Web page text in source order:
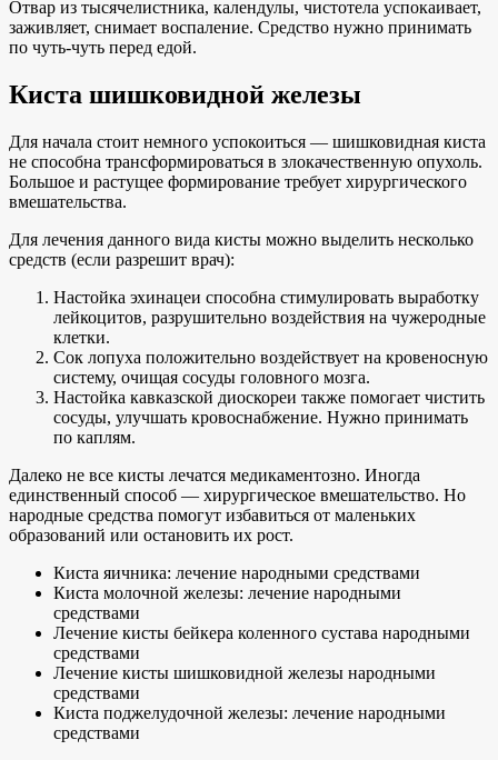
Отвар из тысячелистника, календулы, чистотела успокаивает,
заживляет, снимает воспаление. Средство нужно принимать
по чуть-чуть перед едой.
Киста шишковидной железы
Для начала стоит немного успокоиться — шишковидная киста
не способна трансформироваться в злокачественную опухоль.
Большое и растущее формирование требует хирургического
вмешательства.
Для лечения данного вида кисты можно выделить несколько
средств (если разрешит врач):
Настойка эхинацеи способна стимулировать выработку
лейкоцитов, разрушительно воздействия на чужеродные
клетки.
Сок лопуха положительно воздействует на кровеносную
систему, очищая сосуды головного мозга.
Настойка кавказской диоскореи также помогает чистить
сосуды, улучшать кровоснабжение. Нужно принимать
по каплям.
Далеко не все кисты лечатся медикаментозно. Иногда
единственный способ — хирургическое вмешательство. Но
народные средства помогут избавиться от маленьких
образований или остановить их рост.
Киста яичника: лечение народными средствами
Киста молочной железы: лечение народными
средствами
Лечение кисты бейкера коленного сустава народными
средствами
Лечение кисты шишковидной железы народными
средствами
Киста поджелудочной железы: лечение народными
средствами